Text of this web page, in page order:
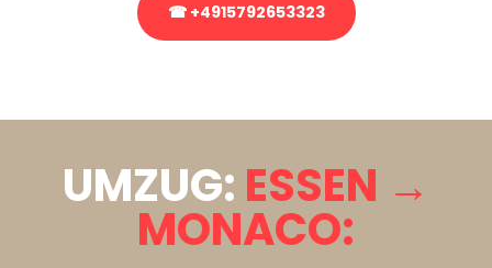
☎ +4915792653323
UMZUG: ESSEN →
MONACO: